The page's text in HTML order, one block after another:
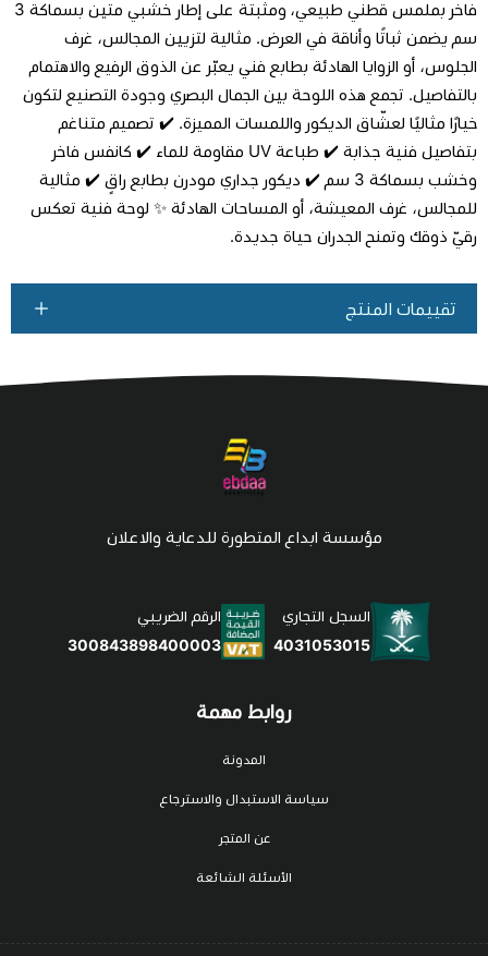
اطلب المنتج
فاخر بملمس قطني طبيعي، ومثبتة على إطار خشبي متين بسماكة 3
سم يضمن ثباتًا وأناقة في العرض. مثالية لتزيين المجالس، غرف
الجلوس، أو الزوايا الهادئة بطابع فني يعبّر عن الذوق الرفيع والاهتمام
بالتفاصيل. تجمع هذه اللوحة بين الجمال البصري وجودة التصنيع لتكون
خيارًا مثاليًا لعشّاق الديكور واللمسات المميزة. ✔️ تصميم متناغم
بتفاصيل فنية جذابة ✔️ طباعة UV مقاومة للماء ✔️ كانفس فاخر
وخشب بسماكة 3 سم ✔️ ديكور جداري مودرن بطابع راقٍ ✔️ مثالية
للمجالس، غرف المعيشة، أو المساحات الهادئة ✨ لوحة فنية تعكس
رقيّ ذوقك وتمنح الجدران حياة جديدة.
تقييمات المنتج
روابط مهمة
المدونة
سياسة الاستبدال والاسترجاع
عن المتجر
الأسئلة الشائعة
مؤسسة ابداع المتطورة للدعاية والاعلان
السجل التجاري
4031053015
الرقم الضريبي
300843898400003